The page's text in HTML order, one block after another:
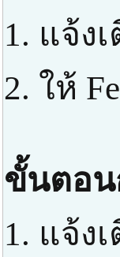
1. แจ้ง
2. ให้
ขั้นตอน
1. แจ้ง